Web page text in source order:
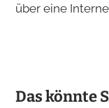
über eine
Das könnte